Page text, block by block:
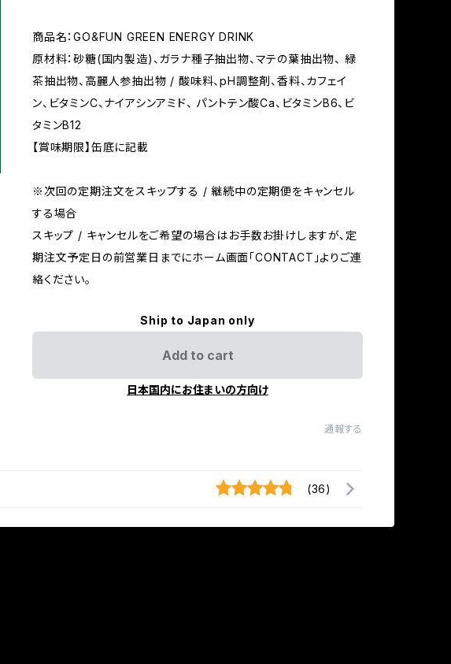
商品名：GO&FUN GREEN ENERGY DRINK
原材料：砂糖(国内製造)、ガラナ種子抽出物、マテの葉抽出物、 緑
茶抽出物、高麗人参抽出物 / 酸味料、pH調整剤、香料、カフェイ
ン、ビタミンC、ナイアシンアミド、 パントテン酸Ca、ビタミンB6、ビ
タミンB12
【賞味期限】缶底に記載
※次回の定期注文をスキップする / 継続中の定期便をキャンセル
する場合
スキップ / キャンセルをご希望の場合はお手数お掛けしますが、定
期注文予定日の前営業日までにホーム画面「CONTACT」よりご連
絡ください。
Ship to Japan only
Add to cart
日本国内にお住まいの方向け
通報する
(36)